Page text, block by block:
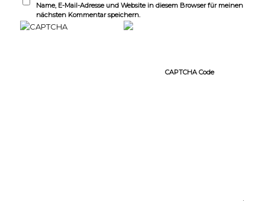
Name, E-Mail-Adresse und Website in diesem Browser für meinen
nächsten Kommentar speichern.
CAPTCHA Code